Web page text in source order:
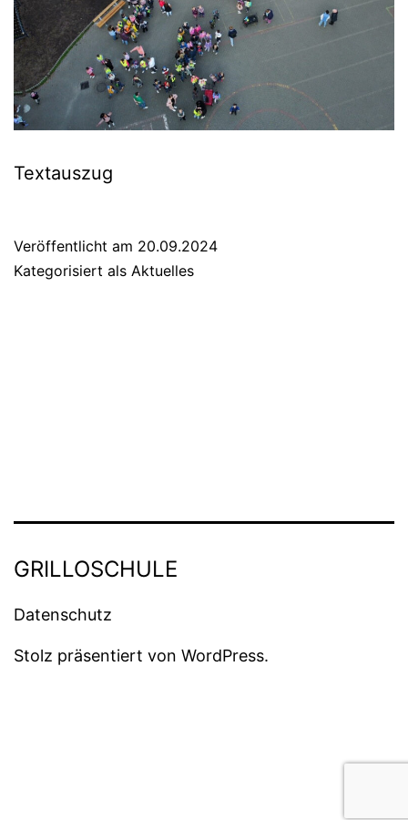
Text­aus­zug
Veröffentlicht am 20.09.2024
Kategorisiert als Aktuelles
GRILLOSCHULE
Daten­schutz
Stolz präsentiert von WordPress.